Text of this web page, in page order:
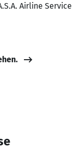
Airline Service